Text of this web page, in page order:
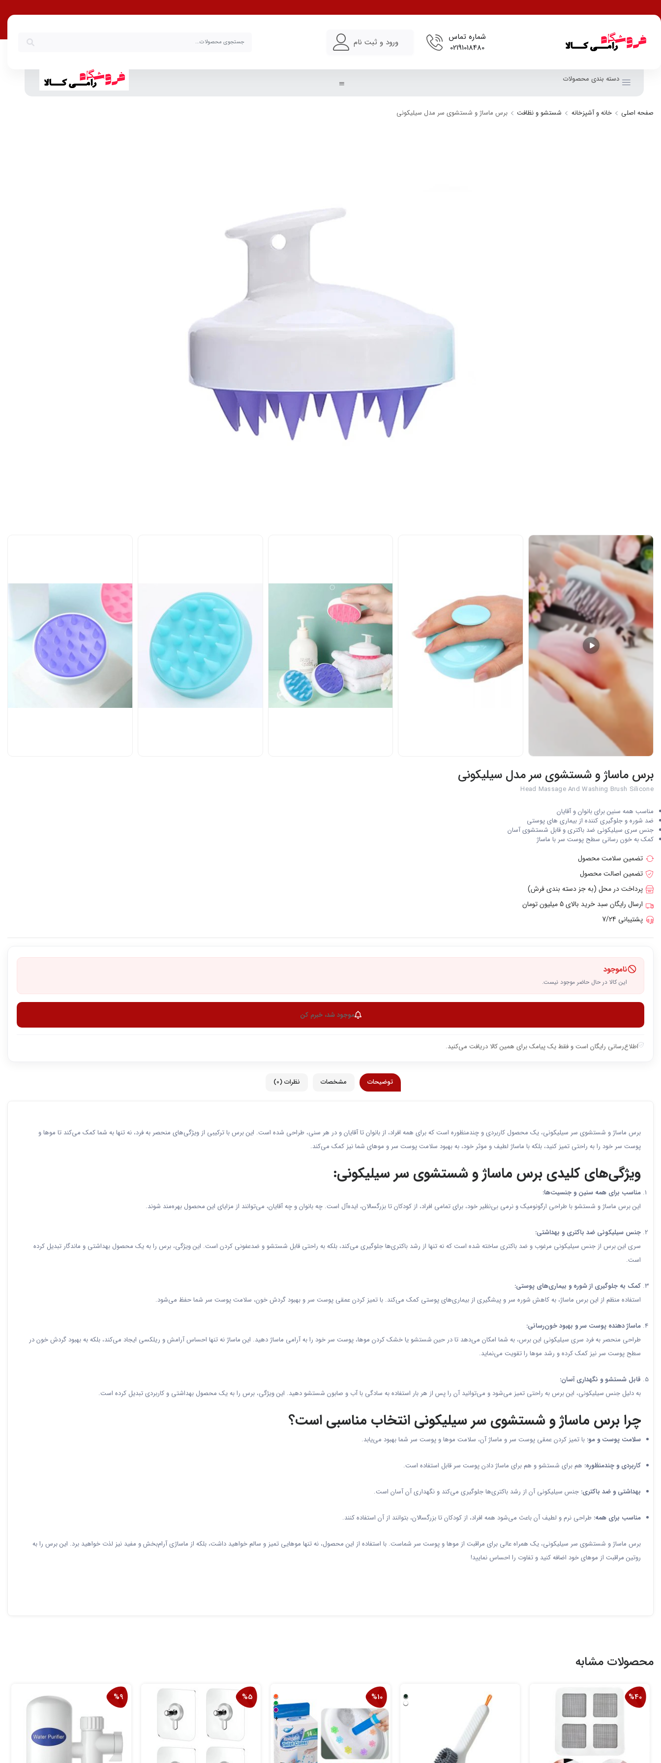
شماره تماس
02191018480
ورود و ثبت نام
دسته بندی محصولات
صفحه اصلی خانه و آشپزخانه شستشو و نظافت برس ماساژ و شستشوی سر مدل سیلیکونی
برس ماساژ و شستشوی سر مدل سیلیکونی
Head Massage And Washing Brush Silicone
مناسب همه سنین برای بانوان و آقایان
ضد شوره و جلوگیری کننده از بیماری های پوستی
جنس سری سیلیکونی ضد باکتری و قابل شستشوی آسان
کمک به خون رسانی سطح پوست سر با ماساژ
تضمین سلامت محصول
تضمین اصالت محصول
پرداخت در محل (به جز دسته بندی فرش)
ارسال رایگان سبد خرید بالای 5 میلیون تومان
پشتیبانی 7/24
ناموجود
این کالا در حال حاضر موجود نیست.
موجود شد، خبرم کن
اطلاع‌رسانی رایگان است و فقط یک پیامک برای همین کالا دریافت می‌کنید.
توضیحات مشخصات نظرات (0)
برس ماساژ و شستشوی سر سیلیکونی، یک محصول کاربردی و چندمنظوره است که برای همه افراد، از بانوان تا آقایان و در هر سنی، طراحی شده است. این برس با ترکیبی از ویژگی‌های منحصر به فرد، نه تنها به شما کمک می‌کند تا موها و
پوست سر خود را به راحتی تمیز کنید، بلکه با ماساژ لطیف و موثر خود، به بهبود سلامت پوست سر و موهای شما نیز کمک می‌کند.
ویژگی‌های کلیدی برس ماساژ و شستشوی سر سیلیکونی:
مناسب برای همه سنین و جنسیت‌ها:
این برس ماساژ و شستشو با طراحی ارگونومیک و نرمی بی‌نظیر خود، برای تمامی افراد، از کودکان تا بزرگسالان، ایده‌آل است. چه بانوان و چه آقایان، می‌توانند از مزایای این محصول بهره‌مند شوند.
جنس سیلیکونی ضد باکتری و بهداشتی:
سری این برس از جنس سیلیکونی مرغوب و ضد باکتری ساخته شده است که نه تنها از رشد باکتری‌ها جلوگیری می‌کند، بلکه به راحتی قابل شستشو و ضدعفونی کردن است. این ویژگی، برس را به یک محصول بهداشتی و ماندگار تبدیل کرده
است.
کمک به جلوگیری از شوره و بیماری‌های پوستی:
استفاده منظم از این برس ماساژ، به کاهش شوره سر و پیشگیری از بیماری‌های پوستی کمک می‌کند. با تمیز کردن عمقی پوست سر و بهبود گردش خون، سلامت پوست سر شما حفظ می‌شود.
ماساژ دهنده پوست سر و بهبود خون‌رسانی:
طراحی منحصر به فرد سری سیلیکونی این برس، به شما امکان می‌دهد تا در حین شستشو یا خشک کردن موها، پوست سر خود را به آرامی ماساژ دهید. این ماساژ نه تنها احساس آرامش و ریلکسی ایجاد می‌کند، بلکه به بهبود گردش خون در
سطح پوست سر نیز کمک کرده و رشد موها را تقویت می‌نماید.
قابل شستشو و نگهداری آسان:
به دلیل جنس سیلیکونی، این برس به راحتی تمیز می‌شود و می‌توانید آن را پس از هر بار استفاده به سادگی با آب و صابون شستشو دهید. این ویژگی، برس را به یک محصول بهداشتی و کاربردی تبدیل کرده است.
چرا برس ماساژ و شستشوی سر سیلیکونی انتخاب مناسبی است؟
سلامت پوست و مو: با تمیز کردن عمقی پوست سر و ماساژ آن، سلامت موها و پوست سر شما بهبود می‌یابد.
کاربردی و چندمنظوره: هم برای شستشو و هم برای ماساژ دادن پوست سر قابل استفاده است.
بهداشتی و ضد باکتری: جنس سیلیکونی آن از رشد باکتری‌ها جلوگیری می‌کند و نگهداری آن آسان است.
مناسب برای همه: طراحی نرم و لطیف آن باعث می‌شود همه افراد، از کودکان تا بزرگسالان، بتوانند از آن استفاده کنند.
برس ماساژ و شستشوی سر سیلیکونی، یک همراه عالی برای مراقبت از موها و پوست سر شماست. با استفاده از این محصول، نه تنها موهایی تمیز و سالم خواهید داشت، بلکه از ماساژی آرام‌بخش و مفید نیز لذت خواهید برد. این برس را به
روتین مراقبت از موهای خود اضافه کنید و تفاوت را احساس نمایید!
محصولات مشابه
%40
%10
+
%5
%9